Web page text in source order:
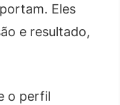
Eles
e resultado,
o perfil